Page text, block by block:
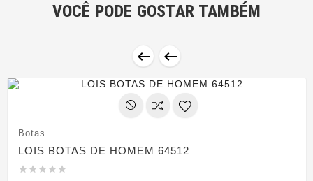
VOCÊ PODE GOSTAR TAMBÉM
 
Botas
LOIS BOTAS DE HOMEM 64512
    